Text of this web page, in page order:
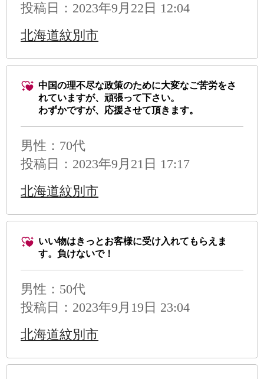
投稿日：2023年9月22日 12:04
北海道紋別市
中国の理不尽な政策のために大変なご苦労をさ
れていますが、頑張って下さい。
わずかですが、応援させて頂きます。
男性 ：70代
投稿日：2023年9月21日 17:17
北海道紋別市
いい物はきっとお客様に受け入れてもらえま
す。負けないで！
男性 ：50代
投稿日：2023年9月19日 23:04
北海道紋別市